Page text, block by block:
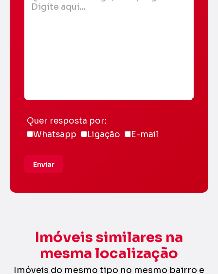
Quer resposta por:
Whatsapp
Ligação E-mail
Enviar
Imóveis similares na
mesma localização
Imóveis do mesmo tipo no mesmo bairro e